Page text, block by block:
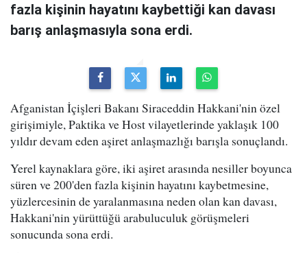
fazla kişinin hayatını kaybettiği kan davası
barış anlaşmasıyla sona erdi.
Afganistan İçişleri Bakanı Siraceddin Hakkani'nin özel
girişimiyle, Paktika ve Host vilayetlerinde yaklaşık 100
yıldır devam eden aşiret anlaşmazlığı barışla sonuçlandı.
Yerel kaynaklara göre, iki aşiret arasında nesiller boyunca
süren ve 200'den fazla kişinin hayatını kaybetmesine,
yüzlercesinin de yaralanmasına neden olan kan davası,
Hakkani'nin yürüttüğü arabuluculuk görüşmeleri
sonucunda sona erdi.